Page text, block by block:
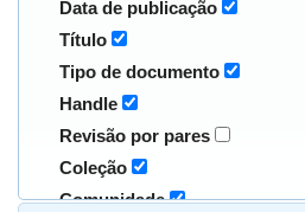
Data de publicação
Título
Tipo de documento
Handle
Revisão por pares
Coleção
Comunidade